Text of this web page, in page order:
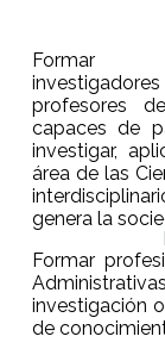
profesores
capaces de
investigar,
área de las
genera la
Formar
investigación
de